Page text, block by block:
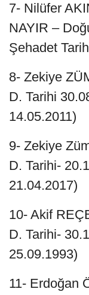
7- Nilüfer
NAYIR –
Şehadet
8- Zekiye
D. Tarihi
14.05.2011)
9- Zekiye
D. Tarihi-
21.04.2017)
10- Akif
D. Tarihi-
25.09.1993)
11- Erdoğan